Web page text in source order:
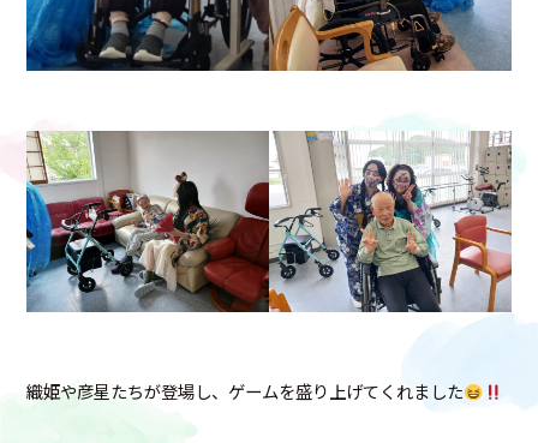
織姫や彦星たちが登場し、ゲームを盛り上げてくれました